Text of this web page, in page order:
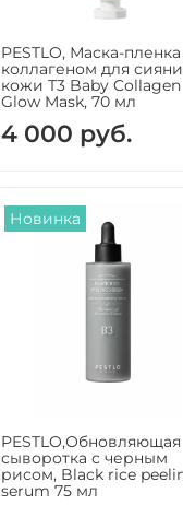
PESTLO, Маска-
коллагеном для
кожи T3 Baby Collagen
Glow Mask, 70 мл
4 000 руб.
Новинка
PESTLO,Обновляющая
сыворотка с черным
рисом, Black rice
serum 75 мл